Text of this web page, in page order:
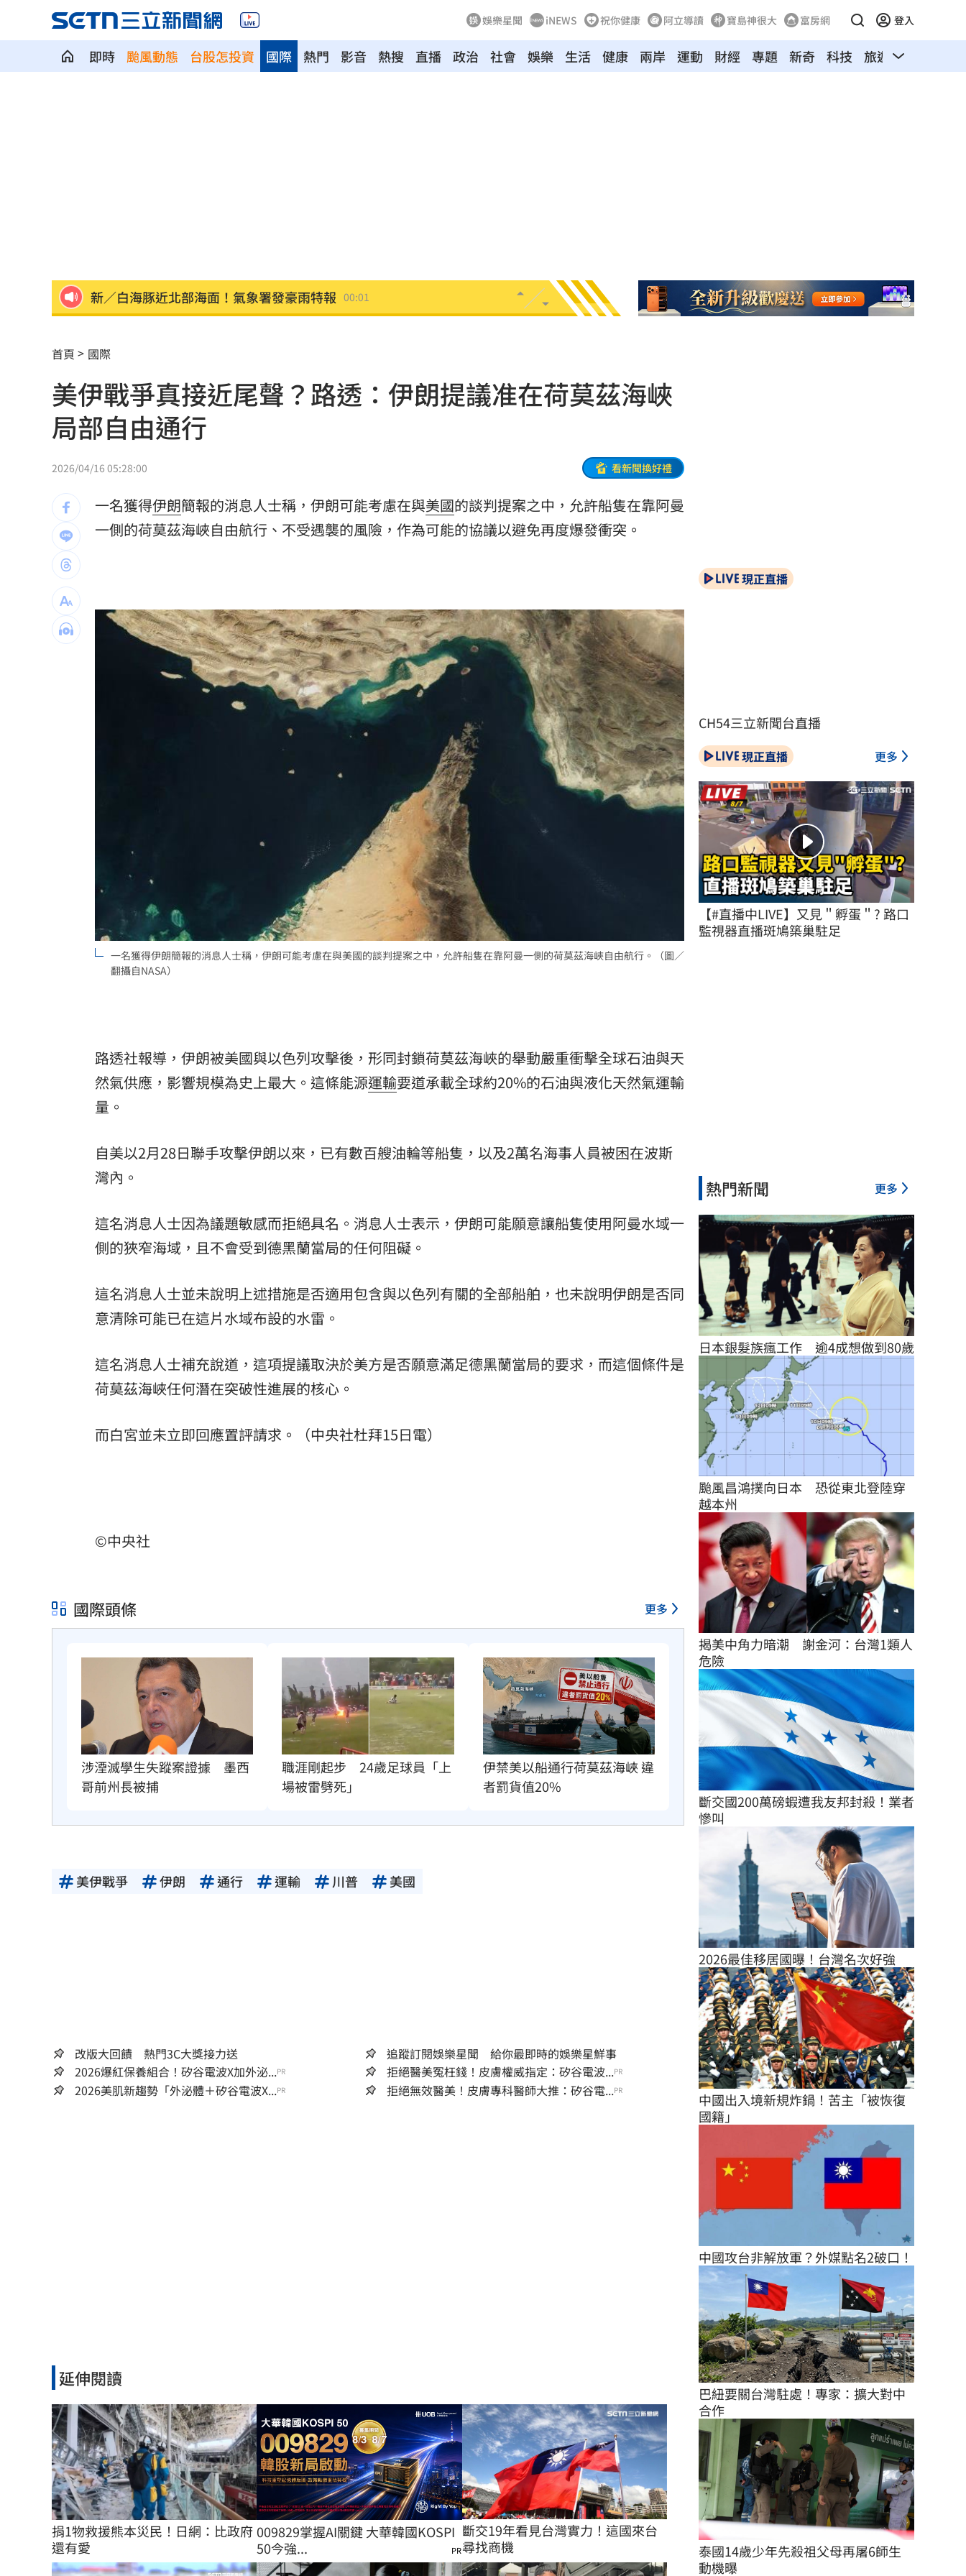
娛樂星聞 iNEWS 祝你健康 阿立導讀 寶島神很大 富房網 登入
即時 颱風動態 台股怎投資 熱門 影音 熱搜 直播 政治 社會 娛樂 生活 健康
國際 兩岸 運動 財經 專題 新奇 科技 旅遊 汽車
新／白海豚近北部海面！氣象署發豪雨特報 00:01
俄軍空襲烏克蘭首都基輔及周邊 4人喪命
費仔確定成自由球員 下一步動向引人關注 23:50
米蘭達離婚奧蘭多布魯13年！罕談前夫互動
美制裁杜拜加密幣交所！控助伊朗革命衛隊
美就業數據爆冷 這信號Fed升息警報降溫
梅西父親病逝享壽68歲 一路陪伴兒闖足壇 23:31
美：東南亞詐騙園區多由中國背景組織主導 23:25
拆監獄家書見「叫別人老婆」人妻氣炸 23:22
ETF存到2千萬退休！他因1封信重回職場 23:21
社宅包租爆糾紛 房客控業者硬闖屋內趕人 23:16
三立iNEWS新聞台線上直播
商場戰國來臨 台中「頂奢大道」逐漸成形
台彩父親節推新刮刮樂千萬頭獎超「爸」氣 12:00
「拍片人的多重宇宙」職涯論壇9/12登場！ 10:30
首頁 國際
美伊戰爭真接近尾聲？路透：伊朗提議准在荷莫茲海峽
局部自由通行
2026/04/16 05:28:00 看新聞換好禮
一名獲得伊朗簡報的消息人士稱，伊朗可能考慮在與美國的談判提案之中，允許船隻在靠阿曼
一側的荷莫茲海峽自由航行、不受遇襲的風險，作為可能的協議以避免再度爆發衝突。
一名獲得伊朗簡報的消息人士稱，伊朗可能考慮在與美國的談判提案之中，允許船隻在靠阿曼一側的荷莫茲海峽自由航行。（圖／
翻攝自NASA）
路透社報導，伊朗被美國與以色列攻擊後，形同封鎖荷莫茲海峽的舉動嚴重衝擊全球石油與天
然氣供應，影響規模為史上最大。這條能源運輸要道承載全球約20%的石油與液化天然氣運輸
量。
自美以2月28日聯手攻擊伊朗以來，已有數百艘油輪等船隻，以及2萬名海事人員被困在波斯
灣內。
這名消息人士因為議題敏感而拒絕具名。消息人士表示，伊朗可能願意讓船隻使用阿曼水域一
側的狹窄海域，且不會受到德黑蘭當局的任何阻礙。
這名消息人士並未說明上述措施是否適用包含與以色列有關的全部船舶，也未說明伊朗是否同
意清除可能已在這片水域布設的水雷。
這名消息人士補充說道，這項提議取決於美方是否願意滿足德黑蘭當局的要求，而這個條件是
荷莫茲海峽任何潛在突破性進展的核心。
而白宮並未立即回應置評請求。（中央社杜拜15日電）
©中央社
國際頭條 更多
涉湮滅學生失蹤案證據　墨西
哥前州長被捕
職涯剛起步　24歲足球員「上
場被雷劈死」
伊禁美以船通行荷莫茲海峽 違
者罰貨值20%
美伊戰爭 伊朗 通行 運輸 川普 美國
改版大回饋 熱門3C大獎接力送
追蹤訂閱娛樂星聞 給你最即時的娛樂星鮮事
2026爆紅保養組合！矽谷電波X加外泌...PR 拒絕醫美冤枉錢！皮膚權威指定：矽谷電波...PR
2026美肌新趨勢「外泌體＋矽谷電波X...PR 拒絕無效醫美！皮膚專科醫師大推：矽谷電...PR
延伸閱讀
捐1物救援熊本災民！日網：比政府
還有愛
009829掌握AI關鍵 大華韓國KOSPI
50今強...
PR
斷交19年看見台灣實力！這國來台
尋找商機
現正直播
CH54三立新聞台直播
現正直播 更多
【#直播中LIVE】又見＂孵蛋＂? 路口
監視器直播斑鳩築巢駐足
熱門新聞 更多
日本銀髮族瘋工作　逾4成想做到80歲
颱風昌鴻撲向日本　恐從東北登陸穿
越本州
揭美中角力暗潮　謝金河：台灣1類人
危險
斷交國200萬磅蝦遭我友邦封殺！業者
慘叫
2026最佳移居國曝！台灣名次好強
中國出入境新規炸鍋！苦主「被恢復
國籍」
中國攻台非解放軍？外媒點名2破口！
巴紐要關台灣駐處！專家：擴大對中
合作
泰國14歲少年先殺祖父母再屠6師生
動機曝